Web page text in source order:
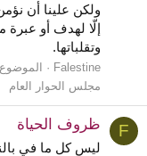
ولكن علينا أن
إلّا لهدف أو عبرة
وتقلباتها.
Falestine الموضوع
مجلس الحوار العام
F ظروف الحياة
ليس كل ما في